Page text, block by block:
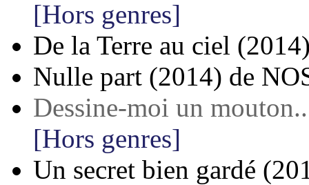
[Hors genres]
De la Terre au ciel
Nulle part (2014) de
Dessine-moi un
[Hors genres]
Un secret bien gardé